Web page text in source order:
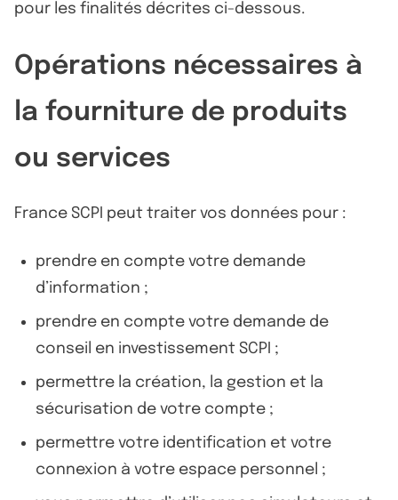
pour les finalités décrites ci-dessous.
Opérations nécessaires à
la fourniture de produits
ou services
France SCPI peut traiter vos données pour :
prendre en compte votre demande
d’information ;
prendre en compte votre demande de
conseil en investissement SCPI ;
permettre la création, la gestion et la
sécurisation de votre compte ;
permettre votre identification et votre
connexion à votre espace personnel ;